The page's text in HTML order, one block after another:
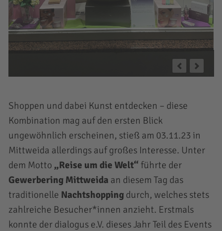
Shoppen und dabei Kunst entdecken – diese
Kombination mag auf den ersten Blick
ungewöhnlich erscheinen, stieß am 03.11.23 in
Mittweida allerdings auf großes Interesse. Unter
dem Motto „Reise um die Welt“ führte der
Gewerbering Mittweida an diesem Tag das
traditionelle Nachtshoppingdurch, welches stets
zahlreiche Besucher*innen anzieht. Erstmals
konnte der dialogus e.V. dieses Jahr Teil des Events